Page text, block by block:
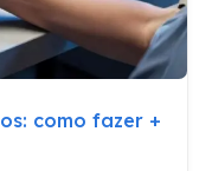
como fazer +